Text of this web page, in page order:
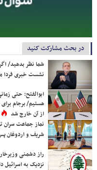
در بحث مشارکت کنید
شما نظر بدهید/
نشست خبری فردا
ابوالفتح: حتی
هستیم/ برجام برای
از آن خارج شد
نماز جماعت سران
شریف و اردوغان
راز دشمنی
نزدیک به اسرائیل